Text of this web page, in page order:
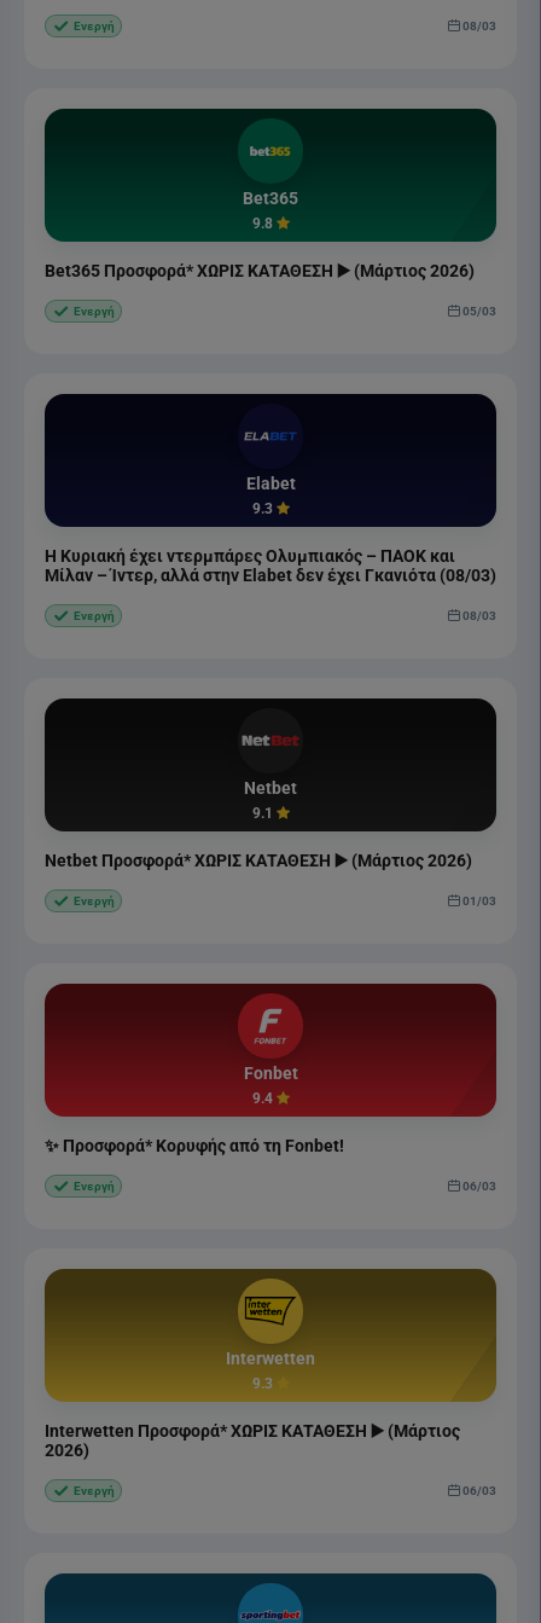
Ενεργή 08/03
Bet365
9.8
Bet365 Προσφορά* ΧΩΡΙΣ ΚΑΤΑΘΕΣΗ ▶️ (Μάρτιος 2026)
Ενεργή 05/03
Elabet
9.3
Η Κυριακή έχει ντερμπάρες Ολυμπιακός – ΠΑΟΚ και
Μίλαν – Ίντερ, αλλά στην Elabet δεν έχει Γκανιότα (08/03)
Ενεργή 08/03
Netbet
9.1
Netbet Προσφορά* ΧΩΡΙΣ ΚΑΤΑΘΕΣΗ ▶️ (Μάρτιος 2026)
Ενεργή 01/03
Fonbet
9.4
✨ Προσφορά* Κορυφής από τη Fonbet!
Ενεργή 06/03
Interwetten
9.3
Interwetten Προσφορά* ΧΩΡΙΣ ΚΑΤΑΘΕΣΗ ▶️ (Μάρτιος
2026)
Ενεργή 06/03